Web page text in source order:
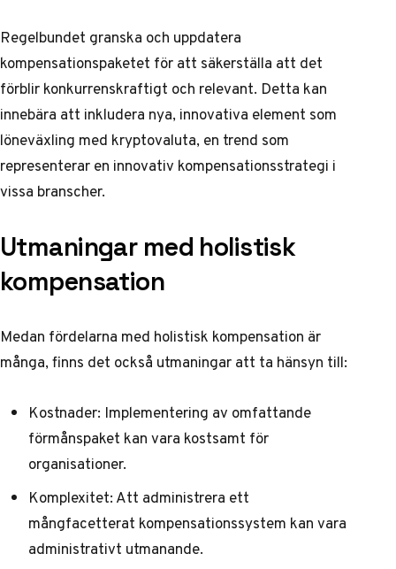
Regelbundet granska och uppdatera
kompensationspaketet för att säkerställa att det
förblir konkurrenskraftigt och relevant. Detta kan
innebära att inkludera nya, innovativa element som
löneväxling med kryptovaluta, en trend som
representerar en innovativ kompensationsstrategi i
vissa branscher.
Utmaningar med holistisk
kompensation
Medan fördelarna med holistisk kompensation är
många, finns det också utmaningar att ta hänsyn till:
Kostnader: Implementering av omfattande
förmånspaket kan vara kostsamt för
organisationer.
Komplexitet: Att administrera ett
mångfacetterat kompensationssystem kan vara
administrativt utmanande.